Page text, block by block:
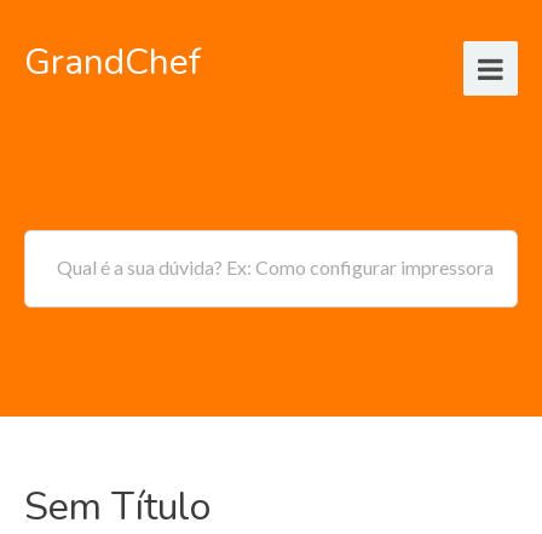
GrandChef
Qual é a sua dúvida? Ex: Como configurar impressora
Sem Título